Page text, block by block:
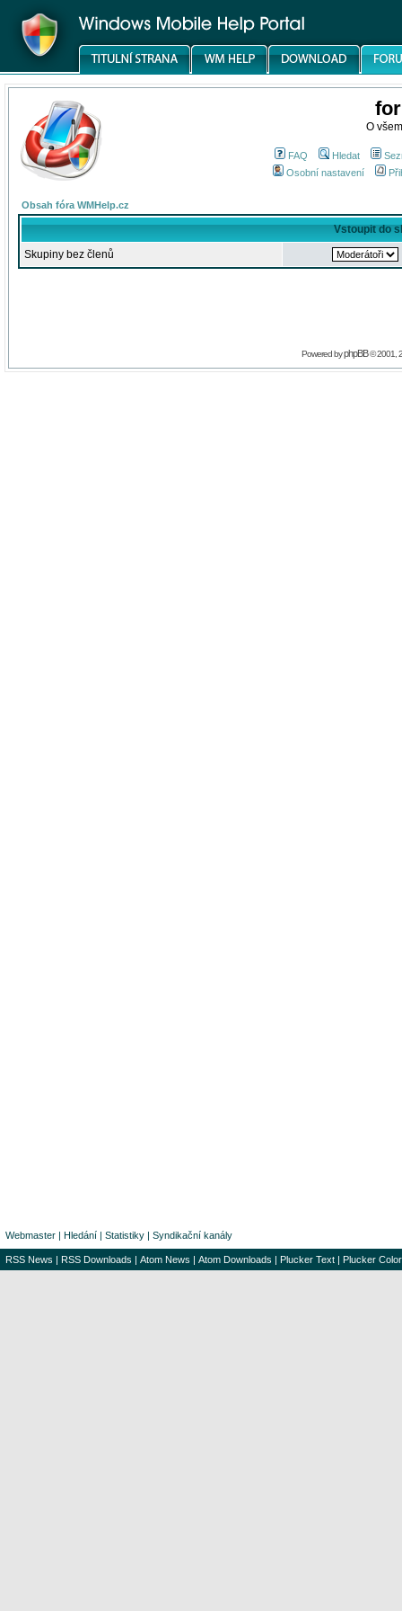
O
FAQ Hledat
Osobní nastavení
Obsah fóra WMHelp.cz
Vstoupit do
Skupiny bez členů
Powered byphpBB© 2001,
Webmaster | Hledání | Statistiky | Syndikační kanály
RSS News | RSS Downloads | Atom News | Atom Downloads | Plucker Text | Plucker Color